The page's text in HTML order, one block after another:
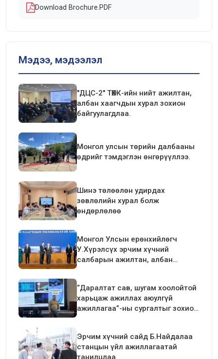
Download Brochure.PDF
Мэдээ, мэдээлэл
"ДЦС-2" ТӨХК-ийн нийт ажилтан,
албан хаагчдын хурал зохион
байгуулагдлаа.
Монгол улсын төрийн далбааны
өдрийг тэмдэглэн өнгөрүүллээ.
Шинэ төлөөлөн удирдах
зөвлөлийн хурал болж
өндөрлөлөө
Монгол Улсын ерөнхийлөгч
У.Хүрэлсүх эрчим хүчний
салбарын ажилтан, албан
“Даралтат сав, шугам хоолойтой
харьцаж ажиллах аюулгүй
ажиллагаа”-ны сургалтыг зохион
Эрчим хүчний сайд Б.Найдалаа
станцын үйл ажиллагаатай
танилцлаа